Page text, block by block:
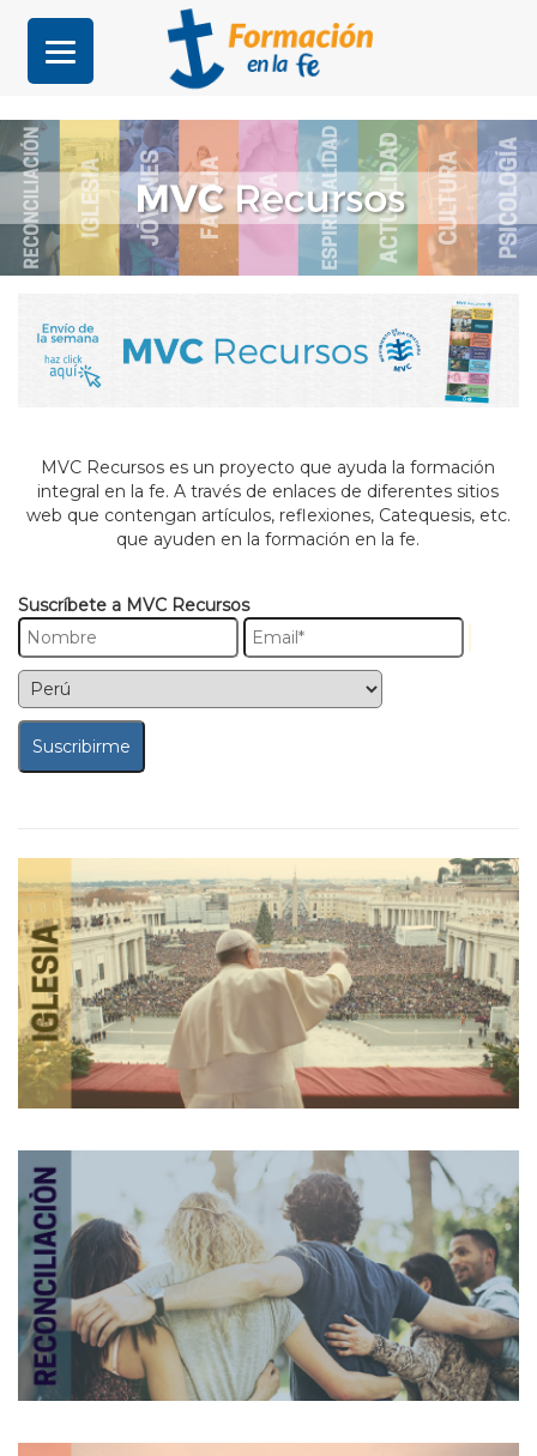
MVC Recursos es un proyecto que ayuda la formación
integral en la fe. A través de enlaces de diferentes sitios
web que contengan artículos, reflexiones, Catequesis, etc.
que ayuden en la formación en la fe.
Suscríbete a MVC Recursos
Iglesia